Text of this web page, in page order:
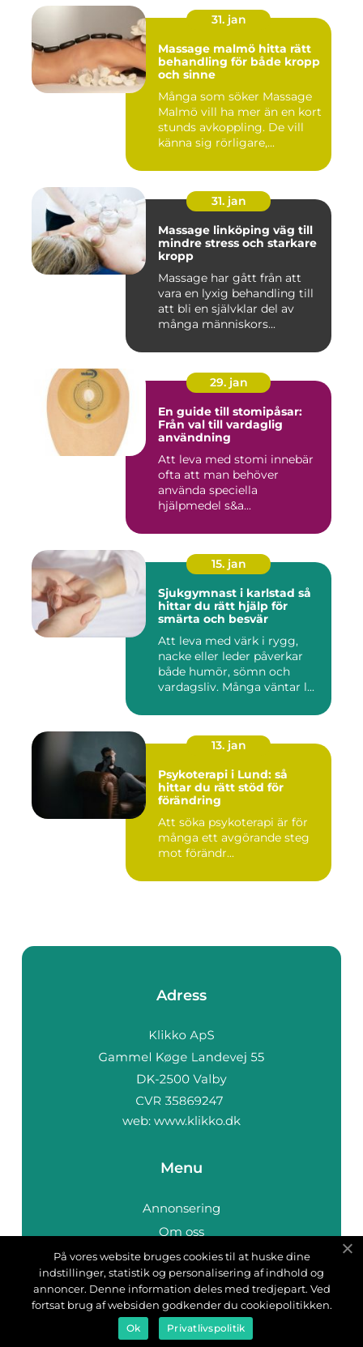
31. jan
Massage malmö hitta rätt
behandling för både kropp
och sinne
Många som söker Massage
Malmö vill ha mer än en kort
stunds avkoppling. De vill
känna sig rörligare,...
31. jan
Massage linköping väg till
mindre stress och starkare
kropp
Massage har gått från att
vara en lyxig behandling till
att bli en självklar del av
många människors...
29. jan
En guide till stomipåsar:
Från val till vardaglig
användning
Att leva med stomi innebär
ofta att man behöver
använda speciella
hjälpmedel s&a...
15. jan
Sjukgymnast i karlstad så
hittar du rätt hjälp för
smärta och besvär
Att leva med värk i rygg,
nacke eller leder påverkar
både humör, sömn och
vardagsliv. Många väntar l...
13. jan
Psykoterapi i Lund: så
hittar du rätt stöd för
förändring
Att söka psykoterapi är för
många ett avgörande steg
mot förändr...
Adress
web: www.klikko.dk
Menu
Annonsering
Om oss
Cookies
Kontakta oss
Sitemap
På vores website bruges cookies til at huske dine
indstillinger, statistik og personalisering af indhold og
annoncer. Denne information deles med tredjepart. Ved
fortsat brug af websiden godkender du cookiepolitikken.
Ok Privatlivspolitik